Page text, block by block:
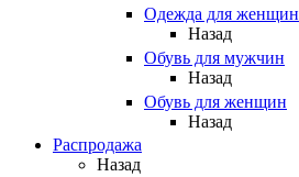
Одежда для женщин
Назад
Обувь для мужчин
Назад
Обувь для женщин
Назад
Распродажа
Назад